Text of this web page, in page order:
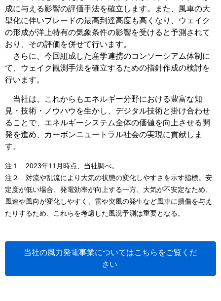
成に与える影響の評価手法を確立します。また、風車の大
型化に伴いブレードの最高到達高度も高くなり、ウェイク
の形成が洋上特有の気象条件の影響を受けると予測されて
おり、その評価を併せて行います。
さらに、今回組成した産学連携のコンソーシアム体制に
て、ウェイク観測手法を確立するための指針作成の検討を
行います。
当社は、これからもエネルギー分野における豊富な知
見・技術・ノウハウを生かし、デジタル技術と掛け合わせ
ることで、エネルギーシステム全体の価値を向上させる開
発を進め、カーボンニュートラル社会の実現に貢献しま
す。
注１ 2023年11月時点、当社調べ。
注２ 対流や乱流により大気の状態の変化しやすさを示す指標。安
定度が低い場合、発電効率が向上する一方、大気が不安定なため、
風速や風向が変化しやすく、雷や突風の発生など風車に損傷を与え
たりするため、これらを考慮した風況予測は重要となる。
当社の風力発電事業についてはこちらをご覧くだ
さい